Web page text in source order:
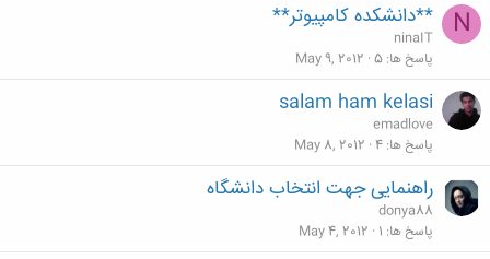
N **دانشکده کامپیوتر**
ninaIT
پاسخ ها 5
May 9, 2012
salam ham kelasi
emadlove
پاسخ ها 4
May 8, 2012
راهنمایی جهت انتخاب دانشگاه
donya88
پاسخ ها 1
May 4, 2012